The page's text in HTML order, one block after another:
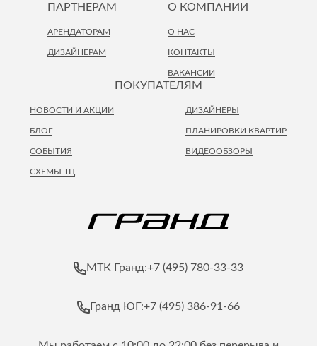
ПОКУПАТЕЛЯМ
НОВОСТИ И АКЦИИ
ПЛАНИРОВКИ КВАРТИР
ВИДЕООБЗОРЫ
БЛОГ
СОБЫТИЯ
СХЕМЫ ТЦ
ДИЗАЙНЕРЫ
ПАРТНЕРАМ
АРЕНДАТОРАМ
ДИЗАЙНЕРАМ
О КОМПАНИИ
О НАС
КОНТАКТЫ
ВАКАНСИИ
МТК Гранд:+7 (495) 780-33-33
Гранд ЮГ:+7 (495) 386-91-66